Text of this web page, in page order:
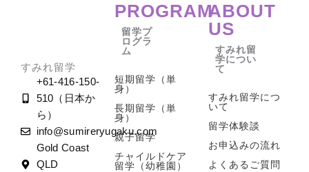
すみれ留学
+61-416-150-
510（日本か
ら）
info@sumireryugaku.com
Gold Coast
QLD
PROGRAM
留学プ
ログラ
ム
短期留学（単
身）
長期留学（単
身）
親子留学
チャイルドケア
留学（幼稚園）
ABOUT
US
すみれ留
学につい
て
すみれ留学につ
いて
留学体験談
お申込みの流れ
よくあるご質問